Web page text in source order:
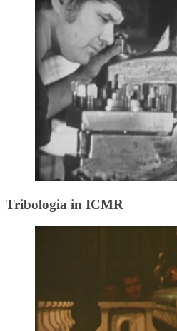
Tribologia in ICMR